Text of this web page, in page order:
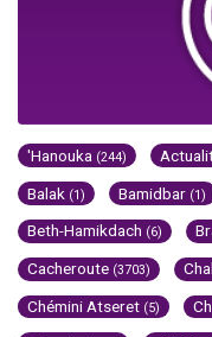
'Hanouka (244)
Balak (1) Bamidbar (1)
Beth-Hamikdach (6)
Cacheroute (3703)
Chémini Atseret (5)